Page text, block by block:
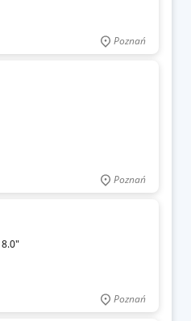
Poznań
Poznań
8.0"
Poznań